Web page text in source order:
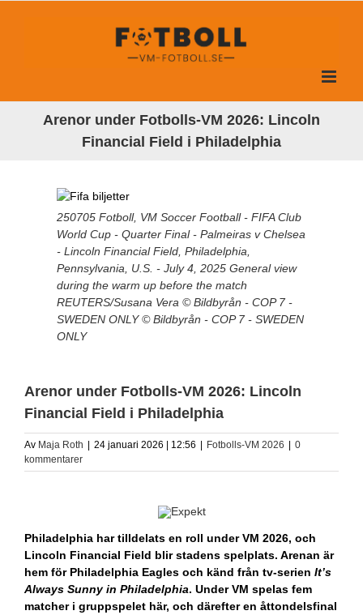
Arenor under Fotbolls-VM 2026: Lincoln
Financial Field i Philadelphia
250705 Fotboll, VM Soccer Football - FIFA Club
World Cup - Quarter Final - Palmeiras v Chelsea
- Lincoln Financial Field, Philadelphia,
Pennsylvania, U.S. - July 4, 2025 General view
during the warm up before the match
REUTERS/Susana Vera © Bildbyrån - COP 7 -
SWEDEN ONLY © Bildbyrån - COP 7 - SWEDEN
ONLY
Arenor under Fotbolls-VM 2026: Lincoln
Financial Field i Philadelphia
Av Maja Roth | 24 januari 2026 | 12:56 | Fotbolls-VM 2026 | 0
kommentarer
Philadelphia har tilldelats en roll under VM 2026, och
Lincoln Financial Field blir stadens spelplats. Arenan är
hem för Philadelphia Eagles och känd från tv-serien It’s
Always Sunny in Philadelphia. Under VM spelas fem
matcher i gruppspelet här, och därefter en åttondelsfinal